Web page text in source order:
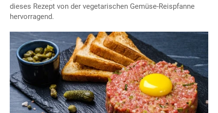
dieses Rezept von der vegetarischen Gemüse-Reispfanne
hervorragend.